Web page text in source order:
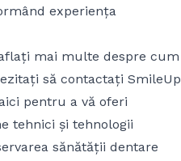
experiența
mai multe despre cum
să contactați SmileUp
pentru a vă oferi
tehnici și tehnologii
sănătății dentare